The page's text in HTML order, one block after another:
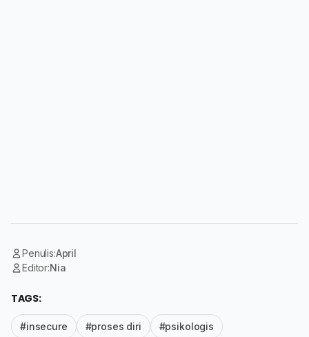
Penulis:April
Editor:Nia
TAGS:
#insecure #proses diri #psikologis